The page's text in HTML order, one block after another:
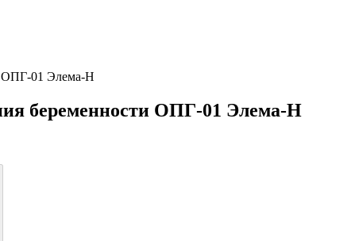
ОПГ-01 Элема-Н
беременности ОПГ-01 Элема-Н